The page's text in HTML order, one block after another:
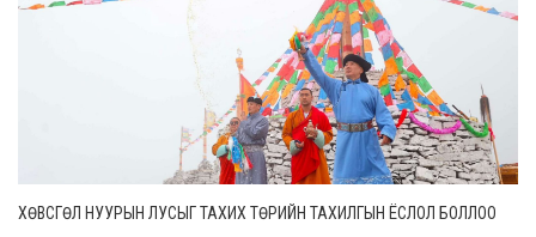
ХӨВСГӨЛ НУУРЫН ЛУСЫГ ТАХИХ ТӨРИЙН ТАХИЛГЫН ЁСЛОЛ БОЛЛОО